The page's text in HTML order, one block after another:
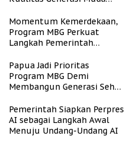
Momentum Kemerdekaan,
Program MBG Perkuat
Langkah Pemerintah
Papua Jadi Prioritas
Program MBG Demi
Membangun Generasi Sehat
Pemerintah Siapkan Perpres
AI sebagai Langkah Awal
Menuju Undang-Undang AI